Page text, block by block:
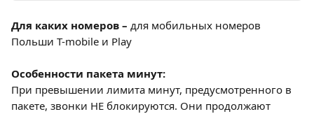
Для каких номеров – для мобильных номеров
Польши T-mobile и Play
Особенности пакета минут:
При превышении лимита минут, предусмотренного в
пакете, звонки НЕ блокируются. Они продолжают